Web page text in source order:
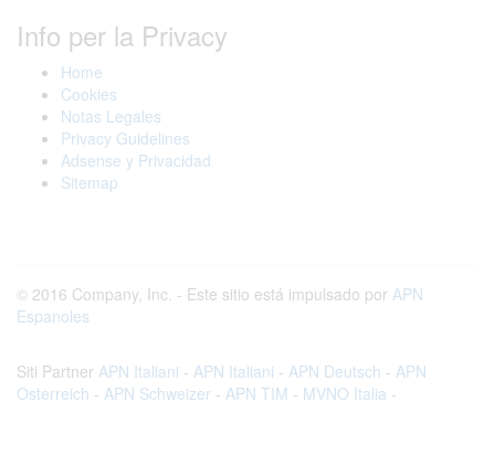
Info per la Privacy
Home
Cookies
Notas Legales
Privacy Guidelines
Adsense y Privacidad
Sitemap
© 2016 Company, Inc. - Este sitio está impulsado por APN
Espanoles
Siti Partner APN Italiani - APN Italiani - APN Deutsch - APN
Osterreich - APN Schweizer - APN TIM - MVNO Italia -